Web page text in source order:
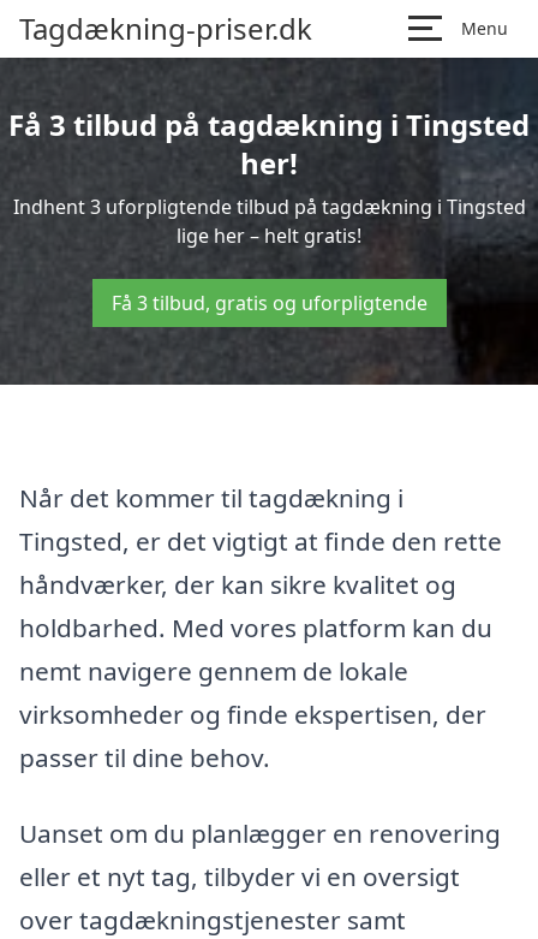
Tagdækning-priser.dk Menu
Få 3 tilbud på tagdækning i Tingsted
her!
Indhent 3 uforpligtende tilbud på tagdækning i Tingsted
lige her – helt gratis!
Få 3 tilbud, gratis og uforpligtende
Når det kommer til tagdækning i
Tingsted, er det vigtigt at finde den rette
håndværker, der kan sikre kvalitet og
holdbarhed. Med vores platform kan du
nemt navigere gennem de lokale
virksomheder og finde ekspertisen, der
passer til dine behov.
Uanset om du planlægger en renovering
eller et nyt tag, tilbyder vi en oversigt
over tagdækningstjenester samt